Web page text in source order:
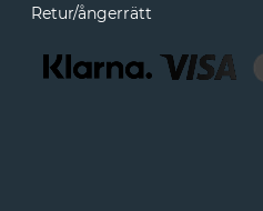
Retur/ångerrätt